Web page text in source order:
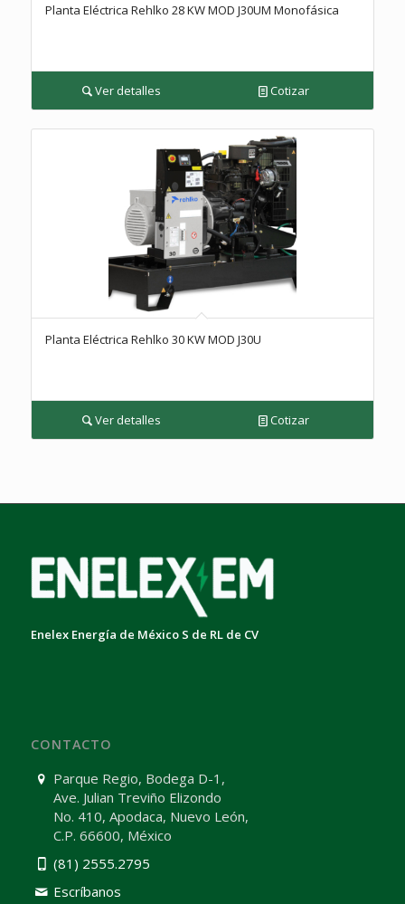
Planta Eléctrica Rehlko 28 KW MOD J30UM Monofásica
Ver detalles Cotizar
Planta Eléctrica Rehlko 30 KW MOD J30U
Ver detalles Cotizar
Enelex Energía de México S de RL de CV
CONTACTO
Parque Regio, Bodega D-1,
Ave. Julian Treviño Elizondo
No. 410, Apodaca, Nuevo León,
C.P. 66600, México
(81) 2555.2795
Escríbanos